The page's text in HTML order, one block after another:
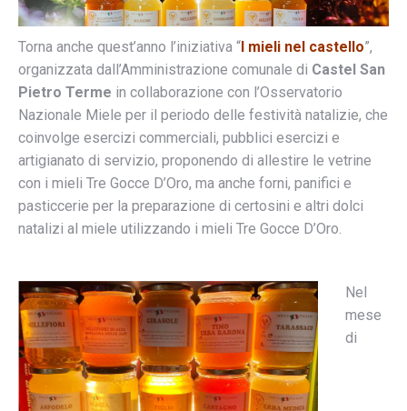
Torna anche quest’anno l’iniziativa “I mieli nel castello”,
organizzata dall’Amministrazione comunale di Castel San
Pietro Terme in collaborazione con l’Osservatorio
Nazionale Miele per il periodo delle festività natalizie, che
coinvolge esercizi commerciali, pubblici esercizi e
artigianato di servizio, proponendo di allestire le vetrine
con i mieli Tre Gocce D’Oro, ma anche forni, panifici e
pasticcerie per la preparazione di certosini e altri dolci
natalizi al miele utilizzando i mieli Tre Gocce D’Oro.
Nel
mese
di